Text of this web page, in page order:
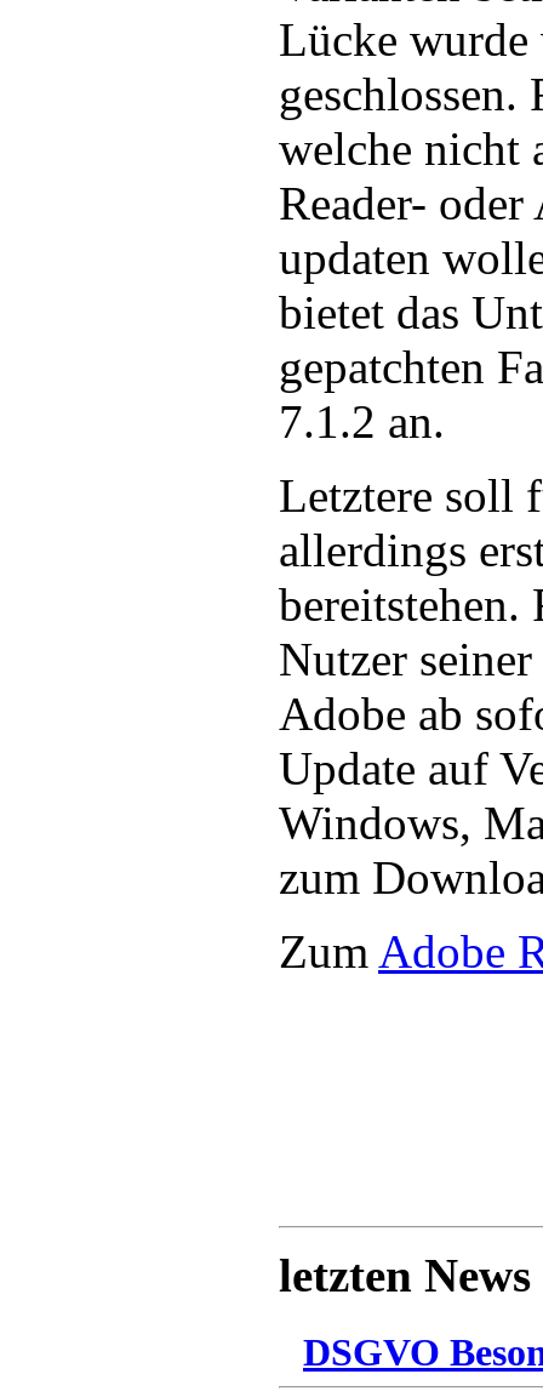
Lücke wurde
geschlossen.
welche nicht
Reader-
updaten
bietet das
gepatchten
7.1.2 an.
Letztere soll
allerdings
bereitstehen.
Nutzer
Adobe ab
Update auf
Windows,
zum
Zum Adobe
letzten News
DSGVO